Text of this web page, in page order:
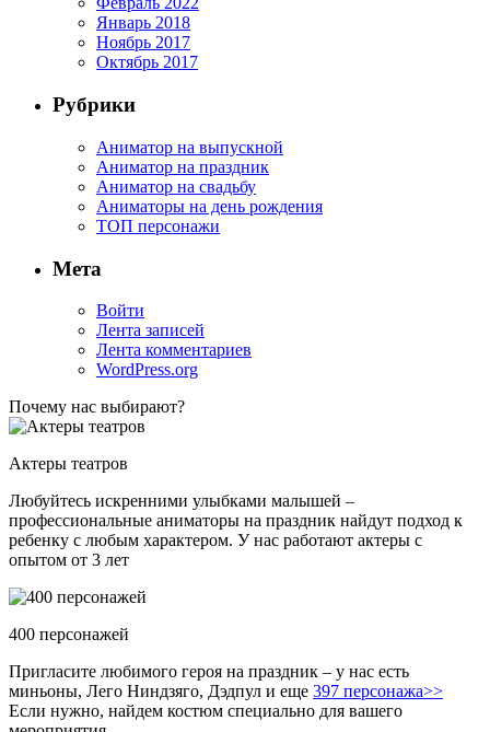
Январь 2018
Ноябрь 2017
Октябрь 2017
Рубрики
Аниматор на выпускной
Аниматор на праздник
Аниматор на свадьбу
Аниматоры на день рождения
ТОП персонажи
Мета
Войти
Лента записей
Лента комментариев
WordPress.org
Почему нас выбирают?
Актеры театров
Любуйтесь искренними улыбками малышей –
профессиональные аниматоры на праздник найдут подход к
ребенку с любым характером. У нас работают актеры с
опытом от 3 лет
400 персонажей
Пригласите любимого героя на праздник – у нас есть
миньоны, Лего Ниндзяго, Дэдпул и еще 397 персонажа>>
Если нужно, найдем костюм специально для вашего